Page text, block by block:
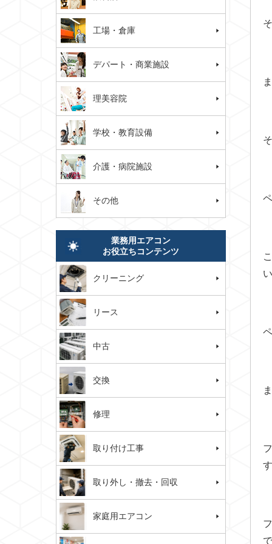
工場・倉庫
デパート・商業施設
理美容院
学校・教育設備
介護・病院施設
その他
業務用エアコン
お役立ちコンテンツ
クリーニング
リース
中古
交換
修理
取り付け工事
取り外し・撤去・回収
家庭用エアコン